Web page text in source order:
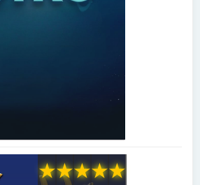
★
★
★
★
★